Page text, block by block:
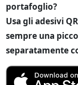
portafoglio?
Usa gli adesivi
sempre una
separatamente